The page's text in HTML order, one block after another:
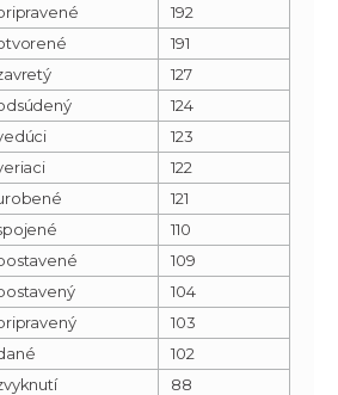
192
191
127
124
123
122
121
110
109
104
103
102
88